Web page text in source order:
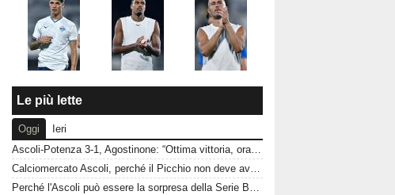
Le più lette
Oggi
Ieri
Ascoli-Potenza 3-1, Agostinone: “Ottima vittoria, ora testa al Genoa”
Calciomercato Ascoli, perché il Picchio non deve avere fretta sul mercato
Perché l'Ascoli può essere la sorpresa della Serie B: i motivi per credere nel Picchio